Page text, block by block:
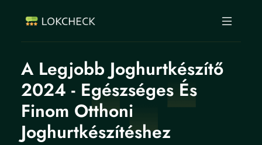
A Legjobb Joghurtkészítő
2024 - Egészséges És
Finom Otthoni
Joghurtkészítéshez